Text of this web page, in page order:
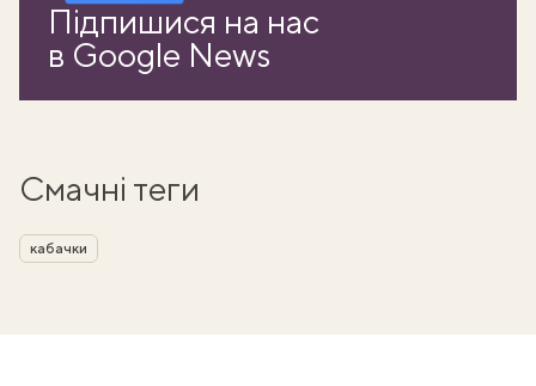
Підпишися на нас
в Google News
Смачні теги
кабачки